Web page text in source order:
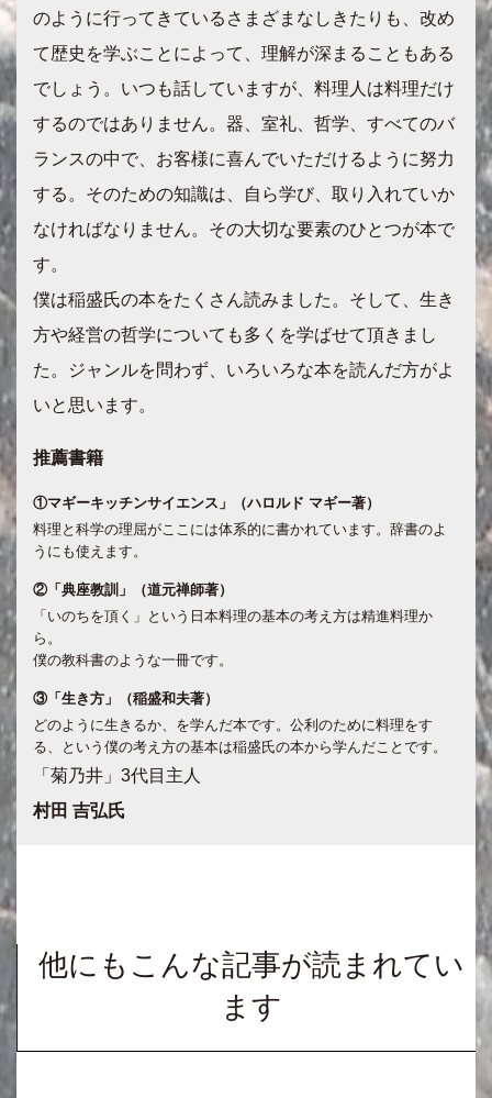
のように行ってきているさまざまなしきたりも、改め
て歴史を学ぶことによって、理解が深まることもある
でしょう。いつも話していますが、料理人は料理だけ
するのではありません。器、室礼、哲学、すべてのバ
ランスの中で、お客様に喜んでいただけるように努力
する。そのための知識は、自ら学び、取り入れていか
なければなりません。その大切な要素のひとつが本で
す。
僕は稲盛氏の本をたくさん読みました。そして、生き
方や経営の哲学についても多くを学ばせて頂きまし
た。ジャンルを問わず、いろいろな本を読んだ方がよ
いと思います。
推薦書籍
①マギーキッチンサイエンス」（ハロルド マギー著）
料理と科学の理屈がここには体系的に書かれています。辞書のよ
うにも使えます。
②「典座教訓」（道元禅師著）
「いのちを頂く」という日本料理の基本の考え方は精進料理か
ら。
僕の教科書のような一冊です。
③「生き方」（稲盛和夫著）
どのように生きるか、を学んだ本です。公利のために料理をす
る、という僕の考え方の基本は稲盛氏の本から学んだことです。
「菊乃井」3代目主人
村田 吉弘氏
他にもこんな記事が読まれてい
ます